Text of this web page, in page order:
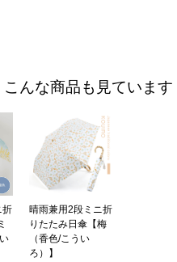
んな商品も見ています
折
晴雨兼用2段ミニ折
りたたみ日傘【梅
（香色/こうい
ろ）】